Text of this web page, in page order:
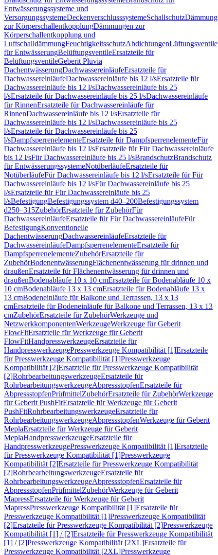
Entwässerungssysteme und
VersorgungssystemeDeckenverschlusssystemeSchallschutz
zur KörperschallentkopplungDämmungen zur
Körperschallentkopplung und
LuftschalldämmungFeuchtigkeitsschutzAbdichtungenLüftungsventile
für EntwässerungBelüftungsventileErsatzteile für
BelüftungsventileGeberit Pluvia
DachentwässerungDachwassereinläufeErsatzteile für
DachwassereinläufeDachwassereinläufe bis 12 l/sErsatzteile für
Dachwassereinläufe bis 12 l/sDachwassereinläufe bis 25
l/sErsatzteile für Dachwassereinläufe bis 25 l/sDachwassereinläufe
für RinnenErsatzteile für Dachwassereinläufe für
RinnenDachwassereinläufe bis 12 l/sErsatzteile für
Dachwassereinläufe bis 12 l/sDachwassereinläufe bis 25
l/sErsatzteile für Dachwassereinläufe bis 25
l/sDampfsperrenelementeErsatzteile für DampfsperrenelementeFür
Dachwassereinläufe bis 12 l/sErsatzteile für Für Dachwassereinläufe
bis 12 l/sFür Dachwassereinläufe bis 25 l/sBrandschutzBrandschutz
für EntwässerungssystemeNotüberläufeErsatzteile für
NotüberläufeFür Dachwassereinläufe bis 12 l/sErsatzteile für Für
Dachwassereinläufe bis 12 l/sFür Dachwassereinläufe bis 25
l/sErsatzteile für Für Dachwassereinläufe bis 25
l/sBefestigungBefestigungssystem d40–200Befestigungssystem
d250–315ZubehörErsatzteile für ZubehörFür
DachwassereinläufeErsatzteile für Für DachwassereinläufeFür
BefestigungKonventionelle
DachentwässerungDachwassereinläufeErsatzteile für
DachwassereinläufeDampfsperrenelementeErsatzteile für
DampfsperrenelementeZubehörErsatzteile für
ZubehörBodenentwässerungFlächenentwässerung für drinnen und
draußenErsatzteile für Flächenentwässerung für drinnen und
draußenBodenabläufe 10 x 10 cmErsatzteile für Bodenabläufe 10 x
10 cmBodenabläufe 13 x 13 cmErsatzteile für Bodenabläufe 13 x
13 cmBodeneinläufe für Balkone und Terrassen, 13 x 13
cmErsatzteile für Bodeneinläufe für Balkone und Terrassen, 13 x 13
cmZubehörErsatzteile für ZubehörWerkzeuge und
NetzwerkkomponentenWerkzeugeWerkzeuge für Geberit
FlowFitErsatzteile für Werkzeuge für Geberit
FlowFitHandpresswerkzeugeErsatzteile für
HandpresswerkzeugePresswerkzeuge Kompatibilität [1]Ersatzteile
für Presswerkzeuge Kompatibilität [1]Presswerkzeuge
Kompatibilität [2]Ersatzteile für Presswerkzeuge Kompatibilität
[2]RohrbearbeitungswerkzeugeErsatzteile für
RohrbearbeitungswerkzeugeAbpressstopfenErsatzteile für
AbpressstopfenPrüfmittelZubehörErsatzteile für ZubehörWerkzeuge
für Geberit PushFitErsatzteile für Werkzeuge für Geberit
PushFitRohrbearbeitungswerkzeugeErsatzteile für
RohrbearbeitungswerkzeugeAbpressstopfenWerkzeuge für Geberit
MeplaErsatzteile für Werkzeuge für Geberit
MeplaHandpresswerkzeugeErsatzteile für
HandpresswerkzeugePresswerkzeuge Kompatibilität [1]Ersatzteile
für Presswerkzeuge Kompatibilität [1]Presswerkzeuge
Kompatibilität [2]Ersatzteile für Presswerkzeuge Kompatibilität
[2]RohrbearbeitungswerkzeugeErsatzteile für
RohrbearbeitungswerkzeugeAbpressstopfenErsatzteile für
AbpressstopfenPrüfmittelZubehörWerkzeuge für Geberit
MapressErsatzteile für Werkzeuge für Geberit
MapressPresswerkzeuge Kompatibilität [1]Ersatzteile für
Presswerkzeuge Kompatibilität [1]Presswerkzeuge Kompatibilität
[2]Ersatzteile für Presswerkzeuge Kompatibilität [2]Presswerkzeuge
Kompatibilität [1] / [2]Ersatzteile für Presswerkzeuge Kompatibilität
[1] / [2]Presswerkzeuge Kompatibilität [2XL]Ersatzteile für
Presswerkzeuge Kompatibilität [2XL]Presswerkzeuge